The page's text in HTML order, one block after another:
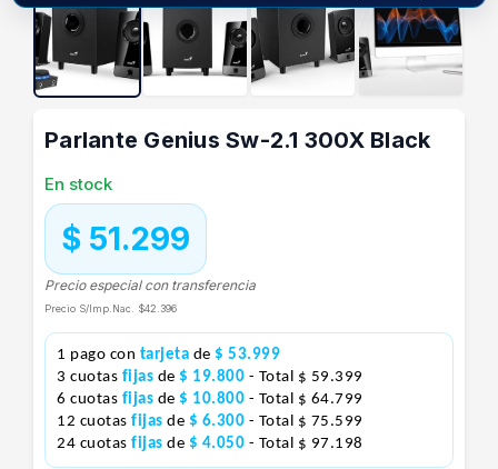
Parlante Genius Sw-2.1 300X Black
En stock
$ 51.299
Precio especial con transferencia
Precio S/Imp.Nac. $42.396
1 pago con tarjeta de $ 53.999
3 cuotas fijas de $ 19.800 - Total $ 59.399
6 cuotas fijas de $ 10.800 - Total $ 64.799
12 cuotas fijas de $ 6.300 - Total $ 75.599
24 cuotas fijas de $ 4.050 - Total $ 97.198